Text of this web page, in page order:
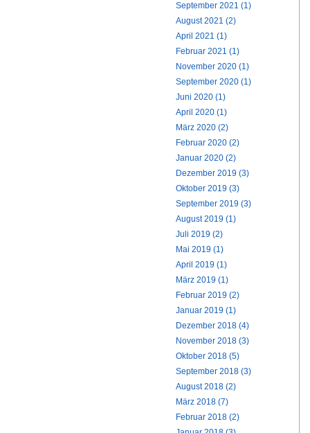
September 2021 (1)
August 2021 (2)
April 2021 (1)
Februar 2021 (1)
November 2020 (1)
September 2020 (1)
Juni 2020 (1)
April 2020 (1)
März 2020 (2)
Februar 2020 (2)
Januar 2020 (2)
Dezember 2019 (3)
Oktober 2019 (3)
September 2019 (3)
August 2019 (1)
Juli 2019 (2)
Mai 2019 (1)
April 2019 (1)
März 2019 (1)
Februar 2019 (2)
Januar 2019 (1)
Dezember 2018 (4)
November 2018 (3)
Oktober 2018 (5)
September 2018 (3)
August 2018 (2)
März 2018 (7)
Februar 2018 (2)